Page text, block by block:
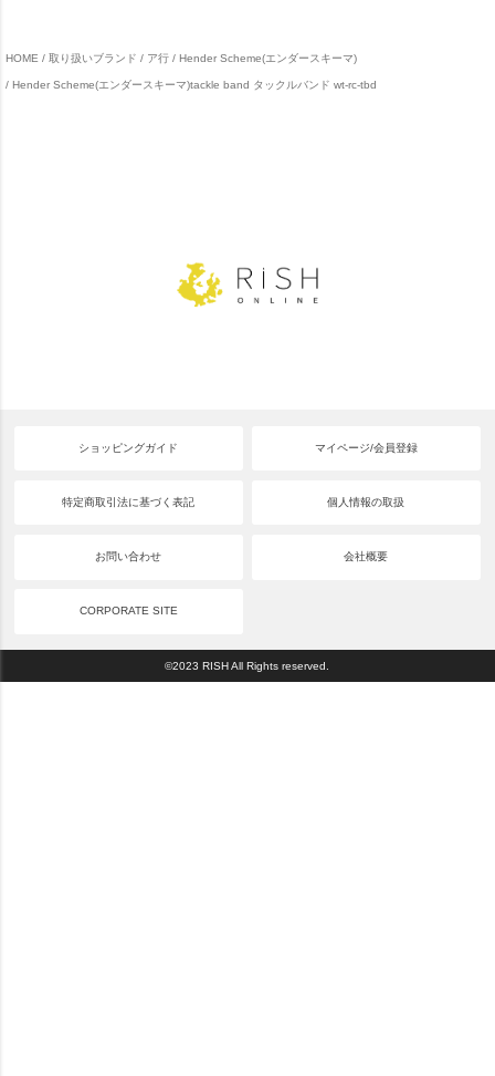
HOME 取り扱いブランド ア行 Hender Scheme(エンダースキーマ)
Hender Scheme(エンダースキーマ)tackle band タックルバンド wt-rc-tbd
ショッピングガイド マイページ/会員登録
特定商取引法に基づく表記 個人情報の取扱
お問い合わせ 会社概要
CORPORATE SITE
©2023 RISH All Rights reserved.